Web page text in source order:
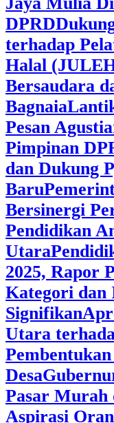
DPRD
terhadap
Halal
Bersaudara
Bagnaia
Pesan
Pimpinan
dan Dukung
Baru
Bersinergi
Pendidikan
Utara
2025, Rapor
Kategori
Signifikan
Utara
Desa
Pasar Murah
Aspirasi